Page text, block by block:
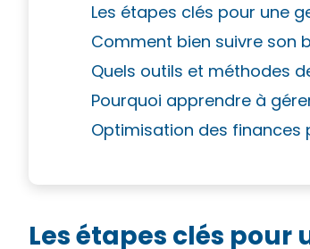
Les étapes clés pour une
Comment bien suivre son
Quels outils et méthodes
Pourquoi apprendre à
Optimisation des finances
Les étapes clés